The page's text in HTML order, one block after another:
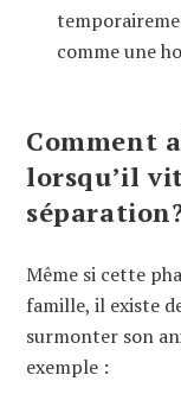
comme une
Comment
lorsqu’il
Même si cette
famille, il existe
surmonter son
exemple :